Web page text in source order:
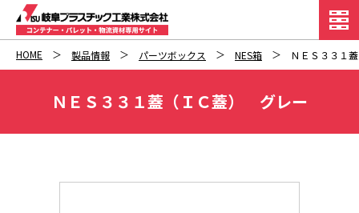
HOME 製品情報 パーツボックス NES箱 ＮＥＳ３３１
ＮＥＳ３３１蓋（ＩＣ蓋） グレー